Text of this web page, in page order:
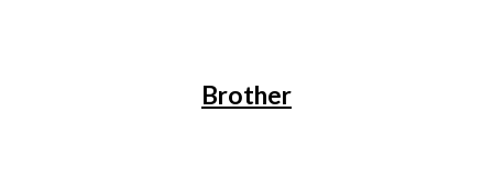
Brother